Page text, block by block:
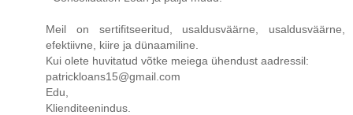
Meil on sertifitseeritud, usaldusväärne, usaldusväärne,
efektiivne, kiire ja dünaamiline.
Kui olete huvitatud võtke meiega ühendust aadressil:
patrickloans15@gmail.com
Edu,
Klienditeenindus.